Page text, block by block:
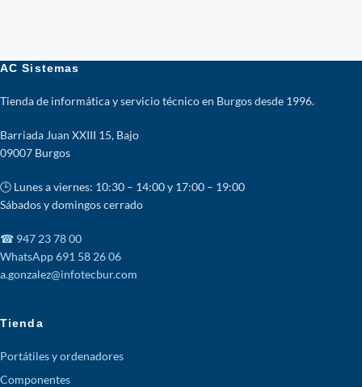
AC Sistemas
Tienda de informática y servicio técnico en Burgos desde 1996.
Barriada Juan XXIII 15, Bajo
09007 Burgos
🕒 Lunes a viernes: 10:30 – 14:00 y 17:00 – 19:00
Sábados y domingos cerrado
☎ 947 23 78 00
WhatsApp 691 58 26 06
a.gonzalez@infotecbur.com
Tienda
Portátiles y ordenadores
Componentes